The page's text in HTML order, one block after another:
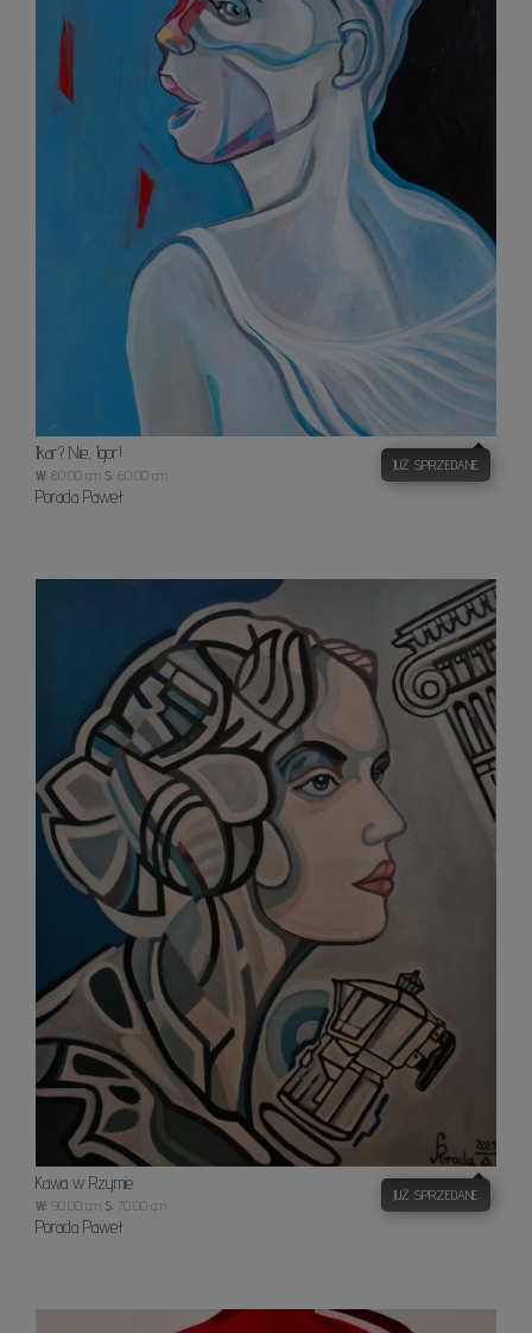
Ikar? Nie, Igor!
W: 80.00 cm S: 60.00 cm
Porada Paweł
JUŻ SPRZEDANE
Kawa
w
Kawa w Rzymie
W: 90.00 cm S: 70.00 cm
Porada Paweł
JUŻ SPRZEDANE